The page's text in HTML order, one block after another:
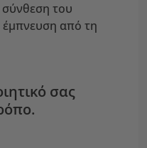
του
έμπνευση από τη
σας